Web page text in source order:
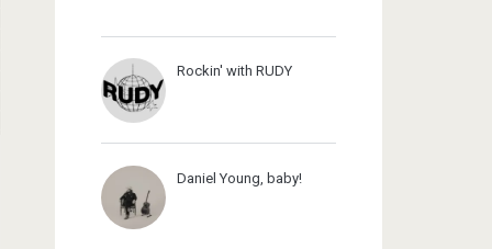
Rockin' with RUDY
Daniel Young, baby!